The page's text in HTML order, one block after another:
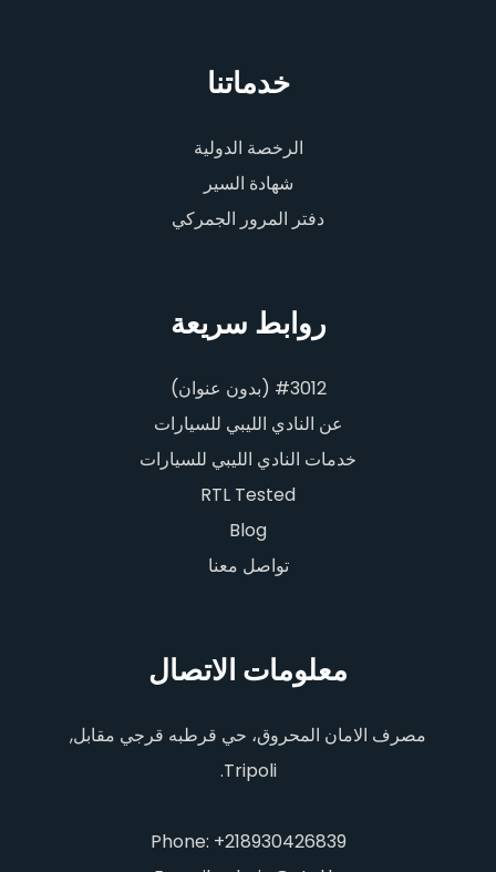
خدماتنا
الرخصة الدولية
شهادة السير
دفتر المرور الجمركي
روابط سريعة
#3012 (بدون عنوان)
عن النادي الليبي للسيارات
خدمات النادي الليبي للسيارات
RTL Tested
Blog
تواصل معنا
معلومات الاتصال
مصرف الامان المحروق، حي قرطبه قرجي مقابل,
Tripoli.
Phone: +218930426839